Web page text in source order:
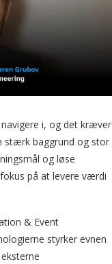
i, og det kræver
stærk baggrund og stor
og løse
på at levere værdi
& Event
styrker evnen